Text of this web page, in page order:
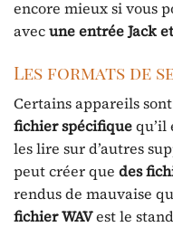
encore mieux si vous
avecune entrée Jack
Les formats de
Certains appareils
fichier spécifiquequ’il
les lire sur d’autres
peut créer que des
rendus de mauvaise
fichier WAVest le